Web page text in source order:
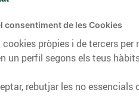
consells
del nostre territori i
CONSELLS I HÀBITS
consentiment de les Cookies
pròpies i de tercers
un perfil segons els teus
rebutjar les no essencials